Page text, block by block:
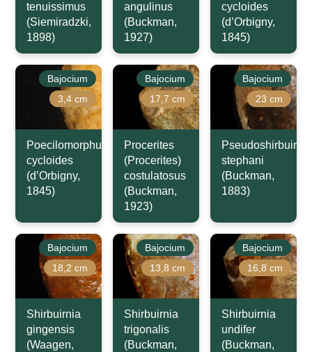
tenuissimus
(Siemiradzki,
1898)
angulinus
(Buckman,
1927)
cycloides
(d’Orbigny,
1845)
Bajocium
3,4 cm
Poecilomorphus
cycloides
(d’Orbigny,
1845)
Bajocium
17,7 cm
Procerites
(Procerites)
costulatosus
(Buckman,
1923)
Bajocium
23 cm
Pseudoshirbuirnia
stephani
(Buckman,
1883)
Bajocium
18,2 cm
Shirbuirnia
gingensis
(Waagen,
Bajocium
13,8 cm
Shirbuirnia
trigonalis
(Buckman,
Bajocium
16,8 cm
Shirbuirnia
undifer
(Buckman,